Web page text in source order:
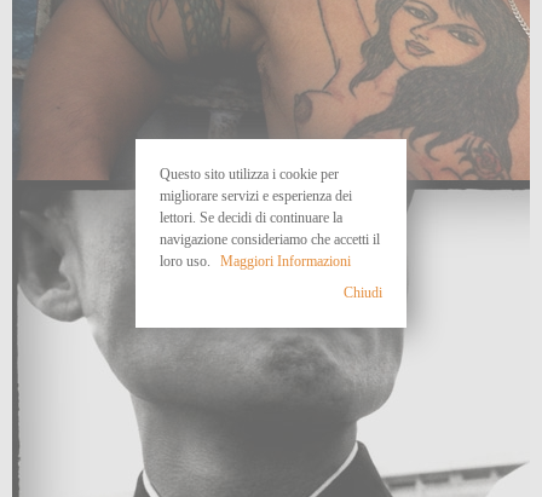
Questo sito utilizza i cookie per
migliorare servizi e esperienza dei
lettori. Se decidi di continuare la
navigazione consideriamo che accetti il
loro uso.
Maggiori Informazioni
Chiudi